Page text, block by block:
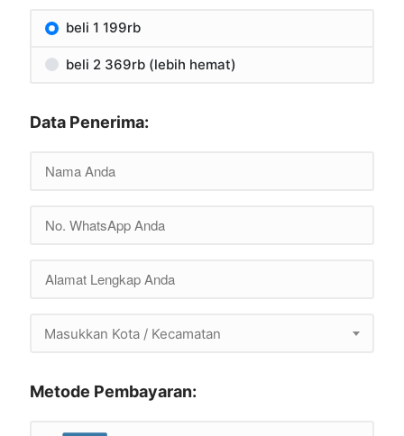
beli 1 199rb
beli 2 369rb (lebih hemat)
Data Penerima:
Masukkan Kota / Kecamatan
Metode Pembayaran: